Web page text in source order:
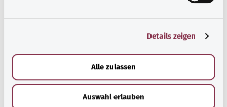
Details zeigen
Alle zulassen
Auswahl erlauben